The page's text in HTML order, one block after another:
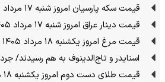
قیمت سکه پارسیان امروز شنبه ۱۷ مرداد ۱۴۰۵ / سکه ۱۰۰ سوت چند؟
قیمت دینار عراق امروز شنبه ۱۷ مرداد ۱۴۰۵
قیمت مرغ امروز یکشنبه ۱۸ مرداد ۱۴۰۵
اسنایدر و تاج‌الدینوف به هم رسیدند/
قیمت طلای دست دوم امروز یکشنبه ۱۸ مرداد ۱۴۰۵